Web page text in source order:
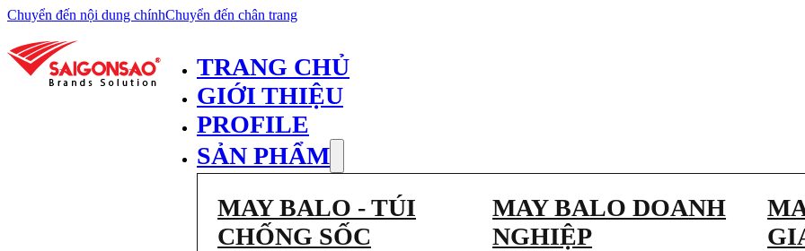
Chuyển đến nội dung chínhChuyển đến chân trang
TRANG CHỦ
GIỚI THIỆU
PROFILE
SẢN PHẨM
MAY BALO - TÚI
CHỐNG SỐC
MAY BALO DOANH
NGHIỆP